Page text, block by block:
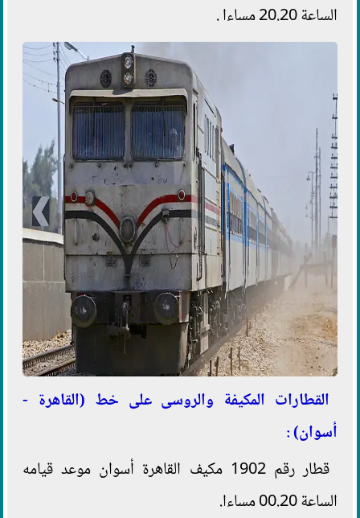
الساعة 20.20 مساءا .
القطارات المكيفة والروسى على خط (القاهرة -
أسوان) :
قطار رقم 1902 مكيف القاهرة أسوان موعد قيامه
الساعة 00.20 مساءا.